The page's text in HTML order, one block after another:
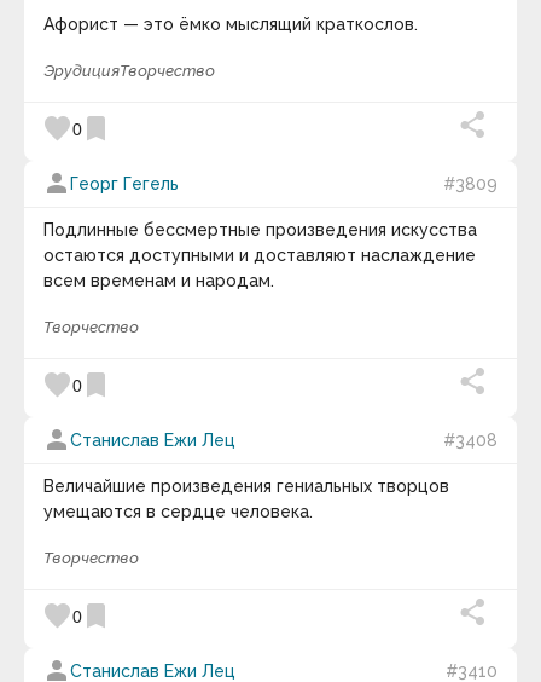
Афорист — это ёмко мыслящий краткослов.
ЭрудицияТворчество
favorite0 bookmark
person Георг Гегель #3809
Подлинные бессмертные произведения искусства
остаются доступными и доставляют наслаждение
всем временам и народам.
Творчество
favorite0 bookmark
personСтанислав Ежи Лец #3408
Величайшие произведения гениальных творцов
умещаются в сердце человека.
Творчество
favorite0 bookmark
personСтанислав Ежи Лец #3410